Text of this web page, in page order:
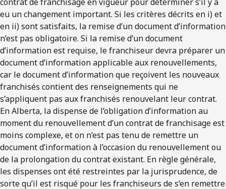
eu un changement important. Si les critères décrits en i) et
en ii) sont satisfaits, la remise d’un document d’information
n’est pas obligatoire. Si la remise d’un document
d’information est requise, le franchiseur devra préparer un
document d’information applicable aux renouvellements,
car le document d’information que reçoivent les nouveaux
franchisés contient des renseignements qui ne
s’appliquent pas aux franchisés renouvelant leur contrat.
En Alberta, la dispense de l’obligation d’information au
moment du renouvellement d’un contrat de franchisage est
moins complexe, et on n’est pas tenu de remettre un
document d’information à l’occasion du renouvellement ou
de la prolongation du contrat existant. En règle générale,
les dispenses ont été restreintes par la jurisprudence, de
sorte qu’il est risqué pour les franchiseurs de s’en remettre